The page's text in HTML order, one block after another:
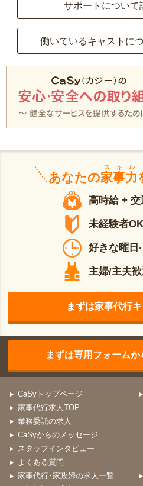
サポートについて
働いているキャストに
あなたの家事力
スキル
高時給 + 交
未経験者
好きな曜日
主婦/主夫
まずは家事代行
まずは専用フォーム
CaSyトップページ
家事代行求人TOP
業務委託の求人
CaSyからのメッセージ
スタッフインタビュー
よくある質問
家事代行･家政婦の求人一覧